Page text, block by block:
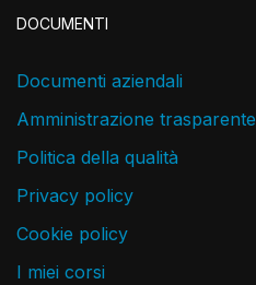
DOCUMENTI
Documenti aziendali
Amministrazione trasparente
Politica della qualità
Privacy policy
Cookie policy
I miei corsi